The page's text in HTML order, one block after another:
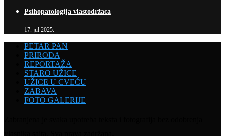
Psihopatologija vlastodržaca
17. jul 2025.
PETAR PAN
PRIRODA
REPORTAŽA
STARO UŽICE
UŽICE U CVEĆU
ZABAVA
FOTO GALERIJE